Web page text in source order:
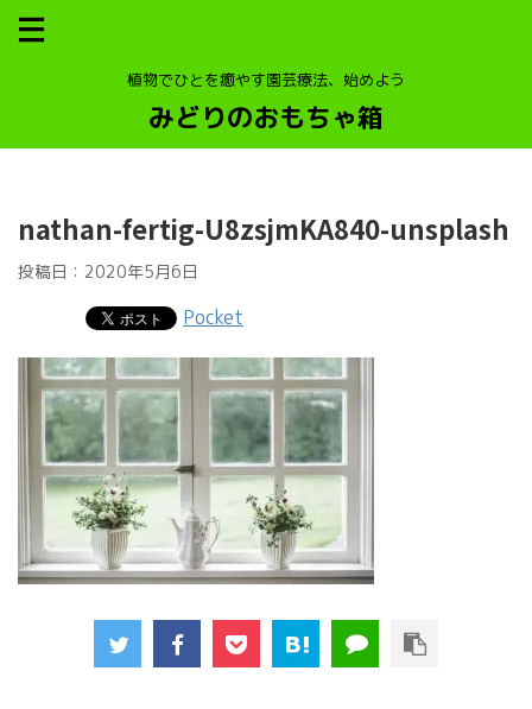
植物でひとを癒やす園芸療法、始めよう
みどりのおもちゃ箱
nathan-fertig-U8zsjmKA840-unsplash
投稿日： 2020年5月6日
Pocket